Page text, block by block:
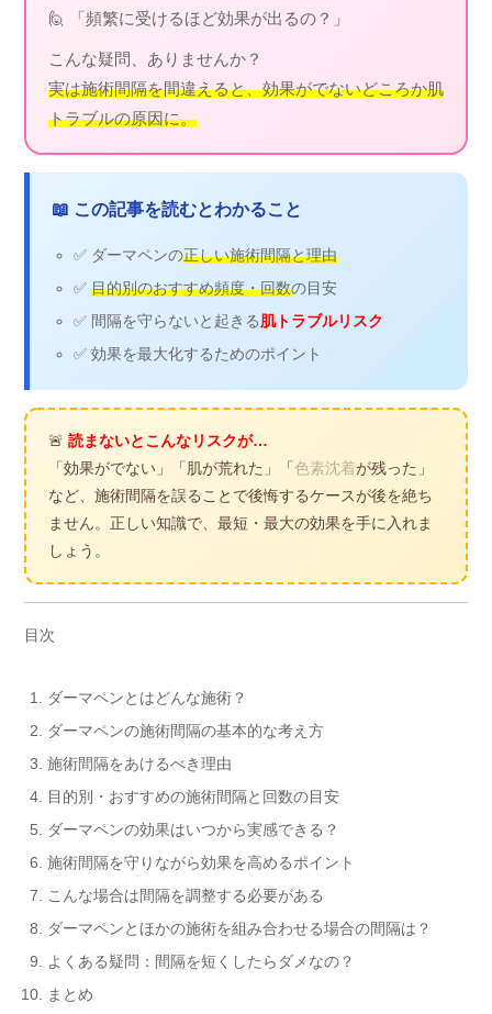
🙋 「頻繁に受けるほど効果が出るの？」
こんな疑問、ありませんか？
実は施術間隔を間違えると、効果がでないどころか肌
トラブルの原因に。
📖 この記事を読むとわかること
✅ ダーマペンの正しい施術間隔と理由
✅ 目的別のおすすめ頻度・回数の目安
✅ 間隔を守らないと起きる肌トラブルリスク
✅ 効果を最大化するためのポイント
🚨 読まないとこんなリスクが…
「効果がでない」「肌が荒れた」「色素沈着が残った」
など、施術間隔を誤ることで後悔するケースが後を絶ち
ません。正しい知識で、最短・最大の効果を手に入れま
しょう。
目次
ダーマペンとはどんな施術？
ダーマペンの施術間隔の基本的な考え方
施術間隔をあけるべき理由
目的別・おすすめの施術間隔と回数の目安
ダーマペンの効果はいつから実感できる？
施術間隔を守りながら効果を高めるポイント
こんな場合は間隔を調整する必要がある
ダーマペンとほかの施術を組み合わせる場合の間隔は？
よくある疑問：間隔を短くしたらダメなの？
まとめ